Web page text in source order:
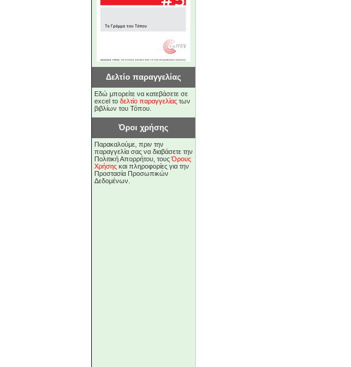
Δελτίο παραγγελίας
Εδώ μπορείτε να κατεβάσετε σε
excel το δελτίο παραγγελίαςτων
βιβλίων του Τόπου.
Όροι χρήσης
Παρακαλούμε, πριν την
παραγγελία σας να διαβάσετε την
Πολιτική Απορρήτου, τουςΌρους
Χρήσηςκαι πληροφορίες για την
Προστασία Προσωπικών
Δεδομένων.